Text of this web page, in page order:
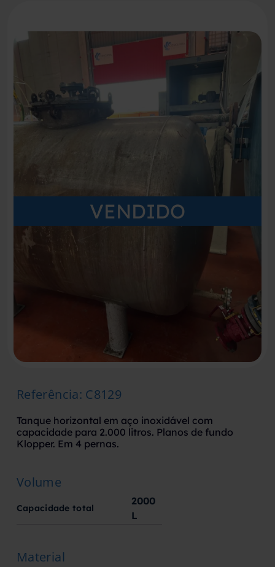
VENDIDO
Referência: C8129
Tanque horizontal em aço inoxidável com
capacidade para 2.000 litros. Planos de fundo
Klopper. Em 4 pernas.
Volume
Capacidade total
2000
L
Material